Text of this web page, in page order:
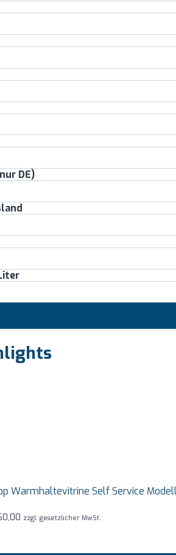
DE)
Warmhaltevitrine Self Service
zzgl. gesetzlicher MwSt.